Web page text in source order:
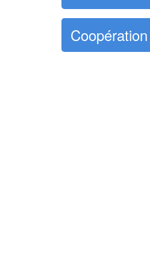
Coopération